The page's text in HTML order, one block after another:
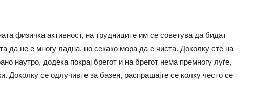
физичка активност, на трудниците им се советува да бидат
да не е многу ладна, но секако мора да е чиста. Доколку сте на
наутро, додека покрај брегот и на брегот нема премногу луѓе,
Доколку се одлучивте за базен, распрашајте се колку често се